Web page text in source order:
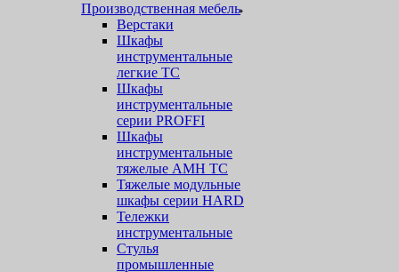
Производственная мебель
Верстаки
Шкафы
инструментальные
легкие ТС
Шкафы
инструментальные
серии PROFFI
Шкафы
инструментальные
тяжелые AMH TC
Тяжелые модульные
шкафы серии HARD
Тележки
инструментальные
Стулья
промышленные